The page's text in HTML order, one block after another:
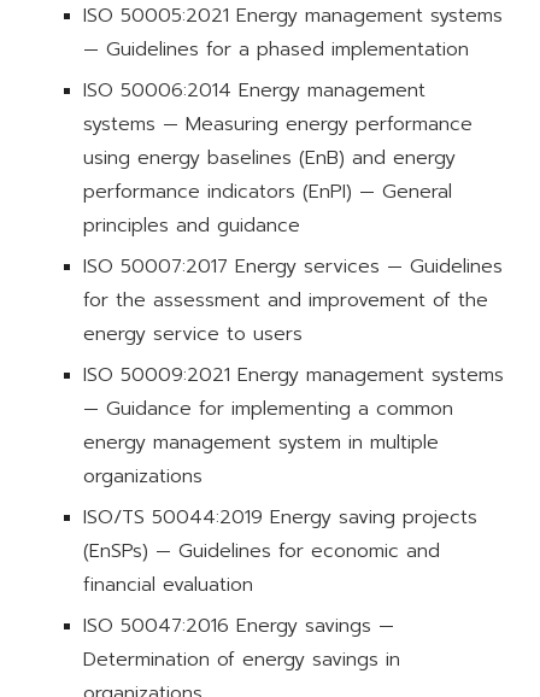
ISO 50005:2021 Energy management systems
— Guidelines for a phased implementation
ISO 50006:2014 Energy management
systems — Measuring energy performance
using energy baselines (EnB) and energy
performance indicators (EnPI) — General
principles and guidance
ISO 50007:2017 Energy services — Guidelines
for the assessment and improvement of the
energy service to users
ISO 50009:2021 Energy management systems
— Guidance for implementing a common
energy management system in multiple
organizations
ISO/TS 50044:2019 Energy saving projects
(EnSPs) — Guidelines for economic and
financial evaluation
ISO 50047:2016 Energy savings —
Determination of energy savings in